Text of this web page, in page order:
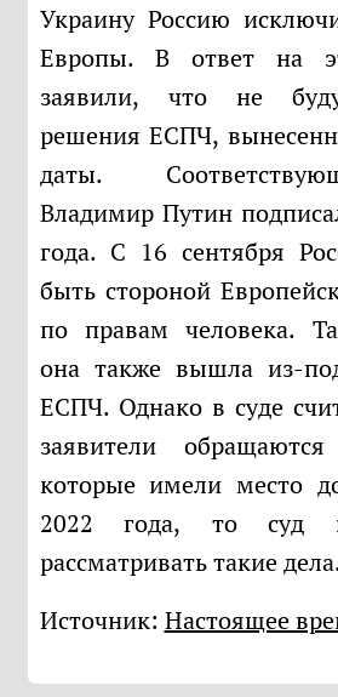
Украину Россию
Европы. В ответ на
заявили, что не
решения ЕСПЧ,
даты.
Владимир Путин
года. С 16 сентября
быть стороной
по правам человека.
она также вышла из-
ЕСПЧ. Однако в суде
заявители
которые имели место
2022 года, то суд
рассматривать такие
Источник: Настоящее